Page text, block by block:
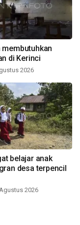
membutuhkan
di Kerinci
2026
belajar anak
desa terpencil
2026